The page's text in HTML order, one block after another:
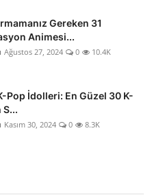
Gereken 31
Animesi...
Ağustos 27, 2024 0 10.4K
Pop İdolleri: En Güzel 30 K-
S...
Kasım 30, 2024 0 8.3K